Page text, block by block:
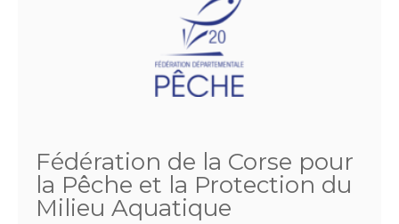
Fédération de la Corse pour
la Pêche et la Protection du
Milieu Aquatique